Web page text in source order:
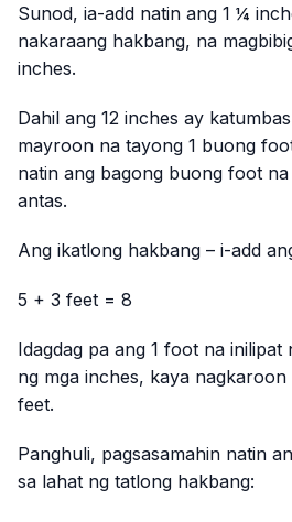
Sunod, ia-add natin ang 1 ¼
nakaraang hakbang, na
inches.
Dahil ang 12 inches ay
mayroon na tayong 1 buong
natin ang bagong buong foot
antas.
Ang ikatlong hakbang – i-add
5 + 3 feet = 8
Idagdag pa ang 1 foot na inilipat
ng mga inches, kaya
feet.
Panghuli, pagsasamahin natin
sa lahat ng tatlong hakbang: